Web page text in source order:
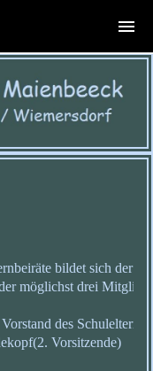
bildet sich der
möglichst drei
des